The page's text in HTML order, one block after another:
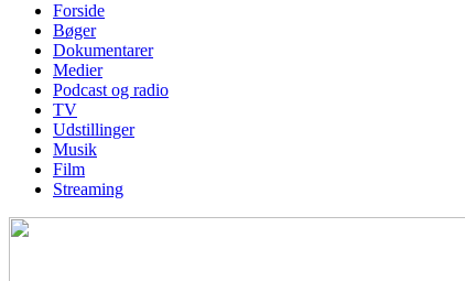
Forside
Bøger
Dokumentarer
Medier
Podcast og radio
TV
Udstillinger
Musik
Film
Streaming